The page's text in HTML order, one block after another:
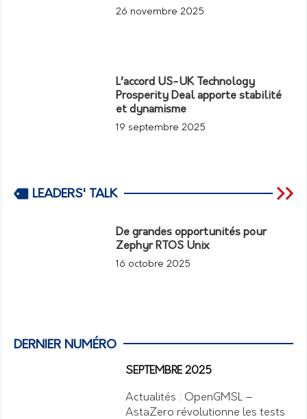
26 novembre 2025
L’accord US-UK Technology
Prosperity Deal apporte stabilité
et dynamisme
19 septembre 2025
LEADERS' TALK
De grandes opportunités pour
Zephyr RTOS Unix
16 octobre 2025
DERNIER NUMÉRO
SEPTEMBRE 2025
Actualités : OpenGMSL –
AstaZero révolutionne les tests